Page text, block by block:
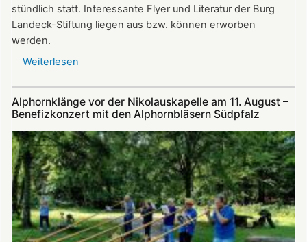
stündlich statt. Interessante Flyer und Literatur der Burg
Landeck-Stiftung liegen aus bzw. können erworben
werden.
Weiterlesen
bei
Klingenmünster
ist
am
Tag
des
offenen
Denkmals
am
Alphornklänge vor der Nikolauskapelle am 11. August –
Benefizkonzert mit den Alphornbläsern Südpfalz